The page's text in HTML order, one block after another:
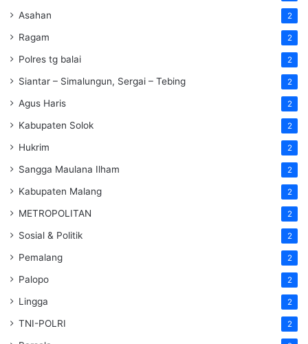
Asahan 2
Ragam 2
Polres tg balai 2
Siantar – Simalungun, Sergai – Tebing 2
Agus Haris 2
Kabupaten Solok 2
Hukrim 2
Sangga Maulana Ilham 2
Kabupaten Malang 2
METROPOLITAN 2
Sosial & Politik 2
Pemalang 2
Palopo 2
Lingga 2
TNI-POLRI 2